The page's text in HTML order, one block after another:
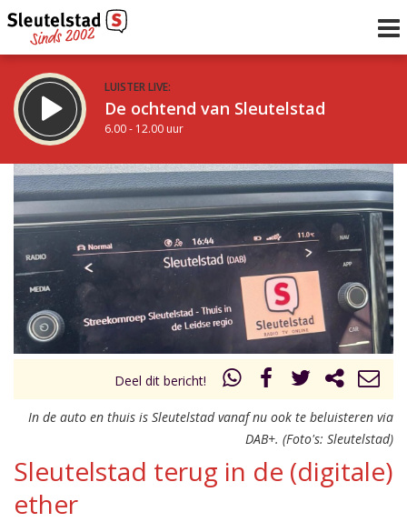
LUISTER LIVE:
De ochtend van Sleutelstad
6.00 - 12.00 uur
STRAKS:
De middag van Sleutelstad
12.00 - 18.00 uur
Vorig uur
uur 1 van 0 Volgend uur
Deel dit bericht!
In de auto en thuis is Sleutelstad vanaf nu ook te beluisteren via
DAB+. (Foto's: Sleutelstad)
Sleutelstad terug in de (digitale)
ether